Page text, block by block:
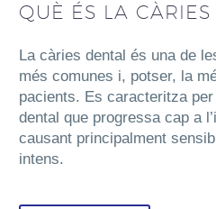
QUÈ ÉS LA CÀRIES
La càries dental és una de
més comunes i, potser, la
pacients. Es caracteritza
dental que progressa cap a
causant principalment
intens.